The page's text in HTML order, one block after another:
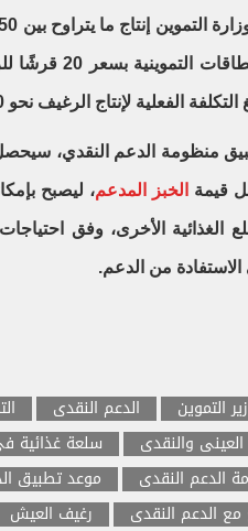
الفعلية لإنتاج الرغيف نحو 150 قرشًا، وتتحمل الدولة فارق التكلفة.
منظومة الدعم النقدي،
قيمة الخبز المدعم، ليصبح
الغذائية الأخرى، وفق
الاستفادة من الدعم.
التموين الدعم النقدى
والنقدى
سلعة غذائية
الدعم النقدى
موعد تطبيق
مع الدعم النقدى
رغيف العيش